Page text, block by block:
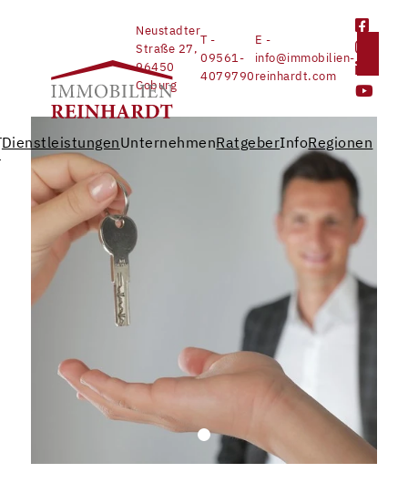
Neustadter
Straße 27,
96450
Coburg
T -
09561-
4079790
E -
info@immobilien-
reinhardt.com
DienstleistungenUnternehmenRatgeberInfoRegionen